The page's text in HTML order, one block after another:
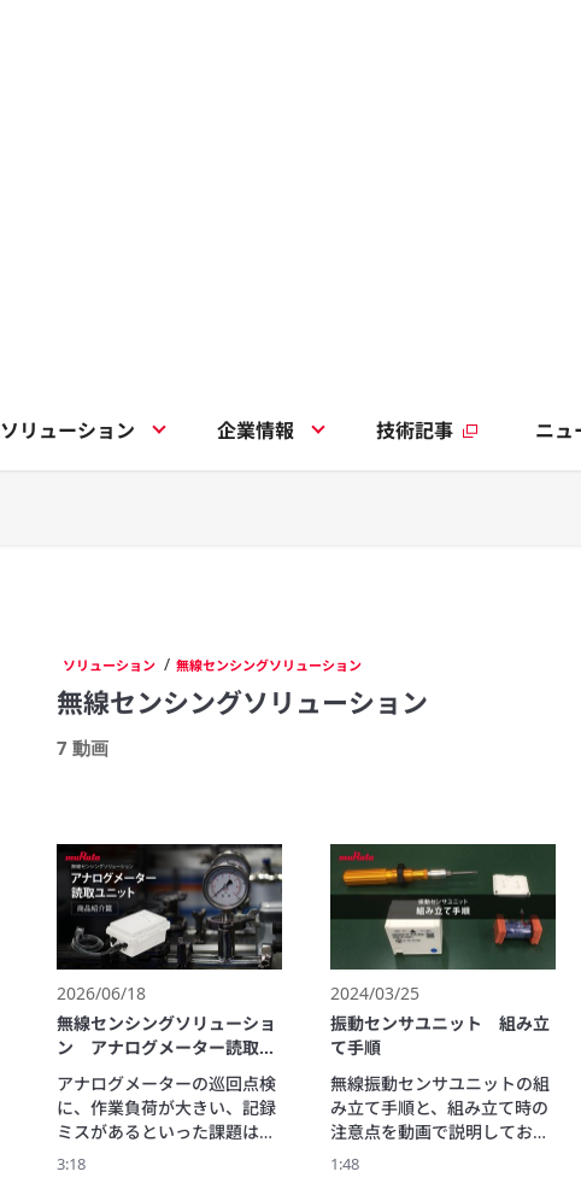
ソリューション 企業情報 技術記事 ニュ
ソリューション / 無線センシングソリューション
無線センシングソリューション
7 動画
2026/06/18
無線センシングソリューショ
ン アナログメーター読取ユ
ニット 商品紹介篇
アナログメーターの巡回点検
に、作業負荷が大きい、記録
ミスがあるといった課題はあ
りませんか？
3:18
2024/03/25
振動センサユニット 組み立
て手順
無線振動センサユニットの組
み立て手順と、組み立て時の
注意点を動画で説明しており
ます。
1:48